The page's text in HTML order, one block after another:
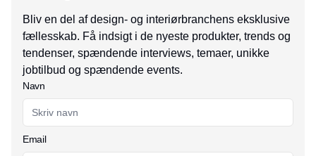
Bliv en del af design- og interiørbranchens eksklusive
fællesskab. Få indsigt i de nyeste produkter, trends og
tendenser, spændende interviews, temaer, unikke
jobtilbud og spændende events.
Navn
Email